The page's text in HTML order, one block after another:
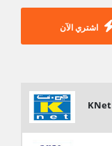
اشتري الآن
KNet